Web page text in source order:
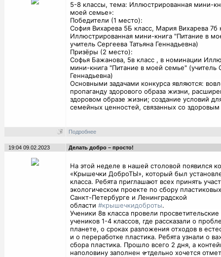
5-8 классы, тема: Иллюстрированная мини-
моей семье»:
Победители (1 место):
София Вихарева 5Б класс, Мария Вихарева 7б
Иллюстрированная мини-книга "Питание в
учитель Сергеева Татьяна Геннадьевна)
Призёры (2 место):
Софья Бажанова, 5в класс , в номинации
мини-книга "Питание в моей семье" (учитель
Геннадьевна)
Основными задачами конкурса являются:
пропаганду здорового образа жизни,
здоровом образе жизни; создание условий
семейных ценностей, связанных со
Подробнее
19:04 09.02.2023 Делать добро – просто!
На этой неделе в нашей столовой появился
«Крышечки ДоброТЫ», который был
класса. Ребята приглашают всех принять
экологическом проекте по сбору
Санкт-Петербурге и Ленинградской
области #крышечкидоброты.
Ученики 8в класса провели просветительские
учеников 1-4 классов, где рассказали о
планете, о сроках разложения отходов в
и о переработке пластика. Ребята узнали о
сбора пластика. Прошло всего 2 дня, а
наполовину заполнен 𑰞тдельно хочется